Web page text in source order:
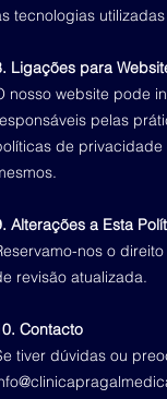
tecnologias
Ligações para
nosso website pode
pelas
de
Alterações a Esta
nos o
revisão atualizada.
Contacto
tiver dúvidas ou